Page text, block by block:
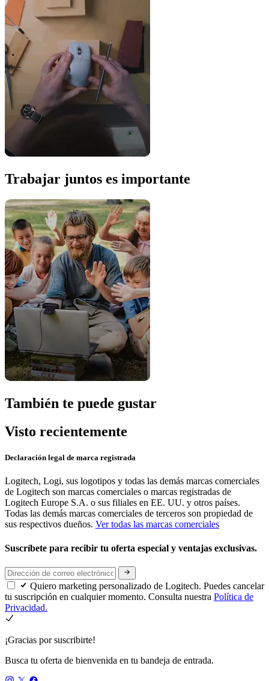
Trabajar juntos es importante
También te puede gustar
Visto recientemente
Declaración legal de marca registrada
Logitech, Logi, sus logotipos y todas las demás marcas comerciales
de Logitech son marcas comerciales o marcas registradas de
Logitech Europe S.A. o sus filiales en EE. UU. y otros países.
Todas las demás marcas comerciales de terceros son propiedad de
sus respectivos dueños. Ver todas las marcas comerciales
Suscríbete para recibir tu oferta especial y ventajas exclusivas.
Quiero marketing personalizado de Logitech. Puedes cancelar
tu suscripción en cualquier momento. Consulta nuestra Política de
Privacidad.
¡Gracias por suscribirte!
Busca tu oferta de bienvenida en tu bandeja de entrada.